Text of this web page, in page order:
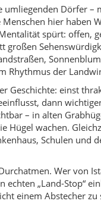
„Land-Stop“
einem Abstecher zu
bekommst du in
Migration. Viele
Rezepte und
und
und Fahrrädern
nicht nur Tee trinkt,
an denen
neben